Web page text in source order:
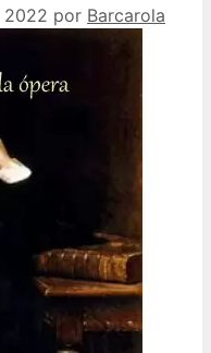
2022 por Barcarola